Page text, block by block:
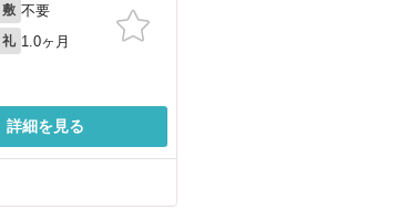
敷 不要
礼 1.0ヶ月
詳細を見る